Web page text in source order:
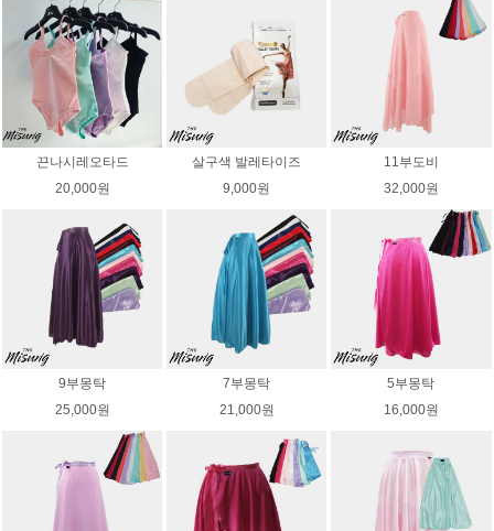
끈나시레오타드
20,000원
살구색 발레타이즈
9,000원
11부도비
32,000원
9부몽탁
25,000원
7부몽탁
21,000원
5부몽탁
16,000원